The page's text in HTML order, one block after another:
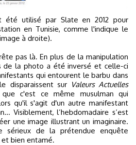
en Tunisie, comme l'indique le
à droite).
pas là. En plus de la manipulation
de la photo a été inversé et celle-ci
qui entourent le barbu dans
disparaissent sur Valeurs Actuelles
que c'est ce même musulman qui
qu'il s'agit d'un autre manifestant
Visiblement, l’hebdomadaire s’est
une image illustrant un imaginaire.
de la prétendue enquête
bien entamé.